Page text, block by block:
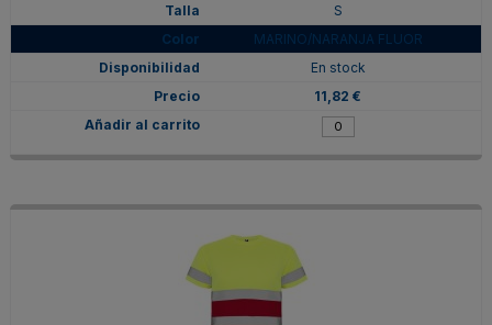
S
MARINO/NARANJA FLUOR
En stock
11,82 €